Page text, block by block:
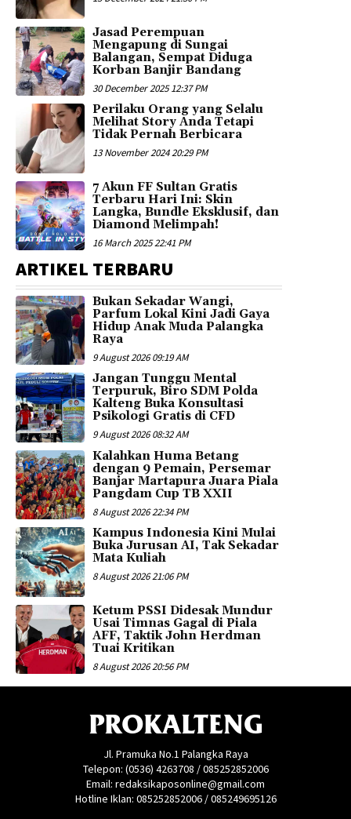
Jasad Perempuan
Mengapung di Sungai
Balangan, Sempat Diduga
Korban Banjir Bandang
30 December 2025 12:37 PM
Perilaku Orang yang Selalu
Melihat Story Anda Tetapi
Tidak Pernah Berbicara
13 November 2024 20:29 PM
7 Akun FF Sultan Gratis
Terbaru Hari Ini: Skin
Langka, Bundle Eksklusif, dan
Diamond Melimpah!
16 March 2025 22:41 PM
ARTIKEL TERBARU
Bukan Sekadar Wangi,
Parfum Lokal Kini Jadi Gaya
Hidup Anak Muda Palangka
Raya
9 August 2026 09:19 AM
Jangan Tunggu Mental
Terpuruk, Biro SDM Polda
Kalteng Buka Konsultasi
Psikologi Gratis di CFD
9 August 2026 08:32 AM
Kalahkan Huma Betang
dengan 9 Pemain, Persemar
Banjar Martapura Juara Piala
Pangdam Cup TB XXII
8 August 2026 22:34 PM
Kampus Indonesia Kini Mulai
Buka Jurusan AI, Tak Sekadar
Mata Kuliah
8 August 2026 21:06 PM
Ketum PSSI Didesak Mundur
Usai Timnas Gagal di Piala
AFF, Taktik John Herdman
Tuai Kritikan
8 August 2026 20:56 PM
PROKALTENG
Jl. Pramuka No.1 Palangka Raya
Telepon: (0536) 4263708 / 085252852006
Email: redaksikaposonline@gmail.com
Hotline Iklan: 085252852006 / 085249695126